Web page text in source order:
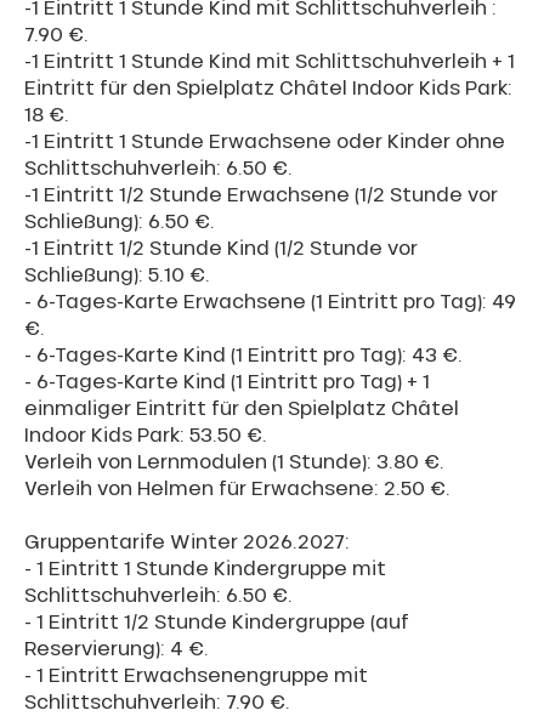
-1 Eintritt 1 Stunde Kind mit Schlittschuhverleih :
7.90 €.
-1 Eintritt 1 Stunde Kind mit Schlittschuhverleih + 1
Eintritt für den Spielplatz Châtel Indoor Kids Park:
18 €.
-1 Eintritt 1 Stunde Erwachsene oder Kinder ohne
Schlittschuhverleih: 6.50 €.
-1 Eintritt 1/2 Stunde Erwachsene (1/2 Stunde vor
Schließung): 6.50 €.
-1 Eintritt 1/2 Stunde Kind (1/2 Stunde vor
Schließung): 5.10 €.
- 6-Tages-Karte Erwachsene (1 Eintritt pro Tag): 49
€.
- 6-Tages-Karte Kind (1 Eintritt pro Tag): 43 €.
- 6-Tages-Karte Kind (1 Eintritt pro Tag) + 1
einmaliger Eintritt für den Spielplatz Châtel
Indoor Kids Park: 53.50 €.
Verleih von Lernmodulen (1 Stunde): 3.80 €.
Verleih von Helmen für Erwachsene: 2.50 €.
Gruppentarife Winter 2026.2027:
- 1 Eintritt 1 Stunde Kindergruppe mit
Schlittschuhverleih: 6.50 €.
- 1 Eintritt 1/2 Stunde Kindergruppe (auf
Reservierung): 4 €.
- 1 Eintritt Erwachsenengruppe mit
Schlittschuhverleih: 7.90 €.